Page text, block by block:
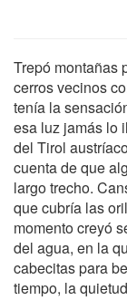
Trepó montañas
cerros vecinos
tenía la
esa luz jamás lo
del Tirol
cuenta de que
largo trecho.
que cubría las
momento creyó
del agua, en la
cabecitas para
tiempo, la